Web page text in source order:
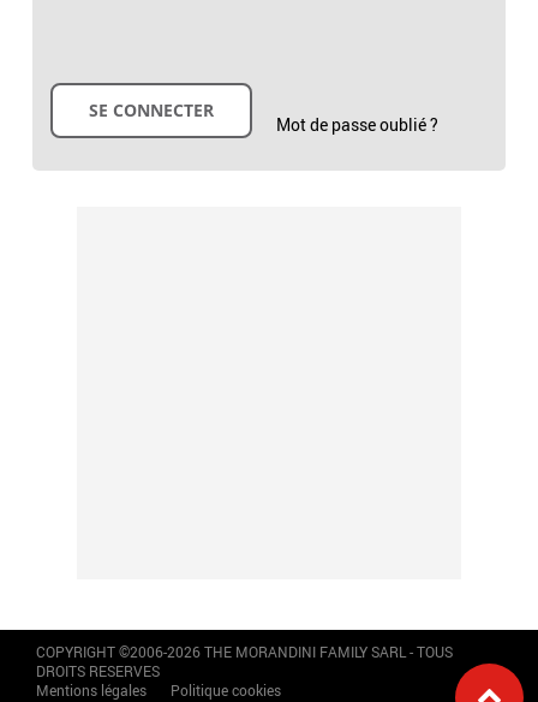
Mot de passe oublié ?
COPYRIGHT ©2006-2026 THE MORANDINI FAMILY SARL - TOUS
DROITS RESERVES
Mentions légales
Politique cookies